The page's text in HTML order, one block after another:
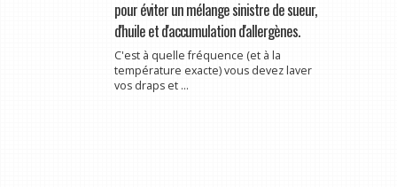
pour éviter un mélange sinistre de sueur,
d'huile et d'accumulation d'allergènes.
C'est à quelle fréquence (et à la
température exacte) vous devez laver
vos draps et ...